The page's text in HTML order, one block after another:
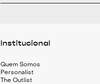
Institucional
Quem Somos
Personalist
The Outlist